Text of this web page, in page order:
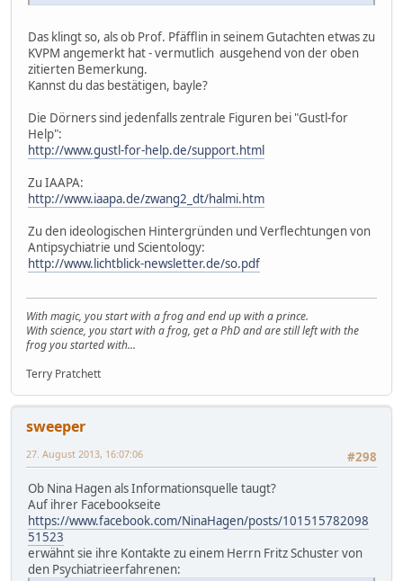
Das klingt so, als ob Prof. Pfäfflin in seinem Gutachten etwas zu
KVPM angemerkt hat - vermutlich ausgehend von der oben
zitierten Bemerkung.
Kannst du das bestätigen, bayle?
Die Dörners sind jedenfalls zentrale Figuren bei "Gustl-for
Help":
http://www.gustl-for-help.de/support.html
Zu IAAPA:
http://www.iaapa.de/zwang2_dt/halmi.htm
Zu den ideologischen Hintergründen und Verflechtungen von
Antipsychiatrie und Scientology:
http://www.lichtblick-newsletter.de/so.pdf
With magic, you start with a frog and end up with a prince.
With science, you start with a frog, get a PhD and are still left with the
frog you started with...
Terry Pratchett
sweeper
#298
27. August 2013, 16:07:06
Ob Nina Hagen als Informationsquelle taugt?
Auf ihrer Facebookseite
https://www.facebook.com/NinaHagen/posts/101515782098
51523
erwähnt sie ihre Kontakte zu einem Herrn Fritz Schuster von
den Psychiatrieerfahrenen: